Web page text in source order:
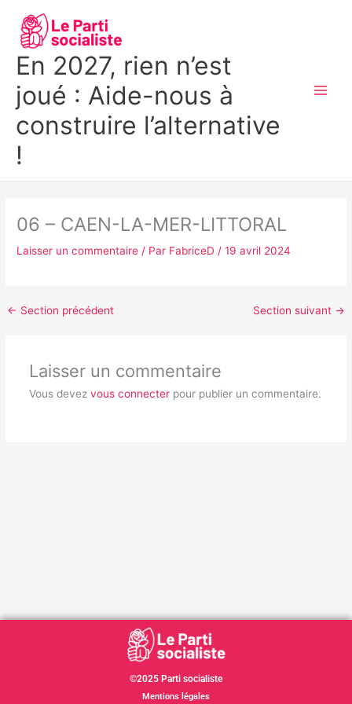
contenu
En 2027, rien n’est
joué : Aide-nous à
construire l’alternative
!
06 – CAEN-LA-MER-LITTORAL
Laisser un commentaire / Par FabriceD/19 avril 2024
← Section précédent Section suivant →
Laisser un commentaire
Vous devez vous connecterpour publier un commentaire.
©2025 Parti socialiste
Mentions légales